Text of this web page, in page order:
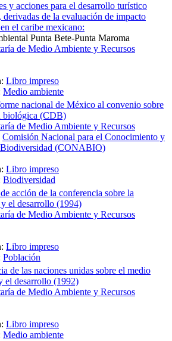
y acciones para el desarrollo turístico
derivadas de la evaluación de impacto
el caribe mexicano:
Punta Bete-Punta Maroma
de Medio Ambiente y Recursos
Libro impreso
Medio ambiente
nacional de México al convenio sobre
biológica (CDB)
de Medio Ambiente y Recursos
Comisión Nacional para el Conocimiento y
(CONABIO)
Libro impreso
Biodiversidad
acción de la conferencia sobre la
el desarrollo (1994)
de Medio Ambiente y Recursos
Libro impreso
Población
de las naciones unidas sobre el medio
el desarrollo (1992)
de Medio Ambiente y Recursos
Libro impreso
Medio ambiente